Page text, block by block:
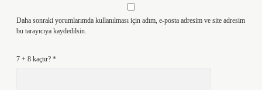
Daha sonraki yorumlarımda kullanılması için adım, e-posta adresim ve site adresim
bu tarayıcıya kaydedilsin.
7 + 8 kaçtır? *